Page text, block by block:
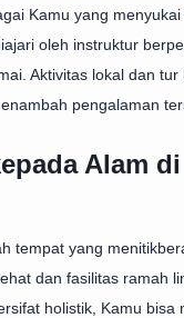
Kamu yang
oleh instruktur
Aktivitas lokal dan tur
pengalaman
Alam
tempat yang
dan fasilitas ramah
holistik, Kamu bisa